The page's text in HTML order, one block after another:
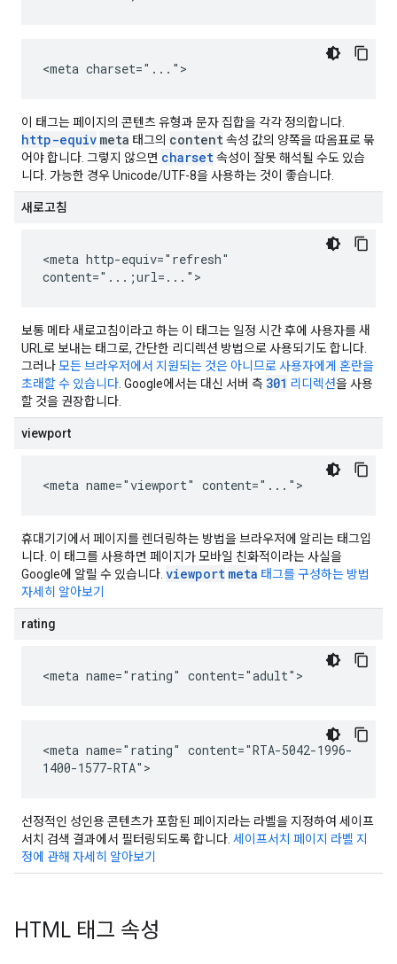
<meta charset="...">
이 태그는 페이지의 콘텐츠 유형과 문자 집합을 각각 정의합니다.
http-equiv meta 태그의 content속성 값의 양쪽을 따옴표로 묶
어야 합니다. 그렇지 않으면 charset속성이 잘못 해석될 수도 있습
니다. 가능한 경우 Unicode/UTF-8을 사용하는 것이 좋습니다.
새로고침
<meta http-equiv="refresh"
content="...;url=...">
보통 메타 새로고침이라고 하는 이 태그는 일정 시간 후에 사용자를 새
URL로 보내는 태그로, 간단한 리디렉션 방법으로 사용되기도 합니다.
그러나모든 브라우저에서 지원되는 것은 아니므로 사용자에게 혼란을
초래할 수 있습니다 . Google에서는 대신 서버 측 301 리디렉션을 사용
할 것을 권장합니다.
viewport
<meta name="viewport" content="...">
휴대기기에서 페이지를 렌더링하는 방법을 브라우저에 알리는 태그입
니다. 이 태그를 사용하면 페이지가 모바일 친화적이라는 사실을
Google에 알릴 수 있습니다. viewport meta 태그를 구성하는 방법
자세히 알아보기
rating
<meta name="rating" content="adult">
<meta name="rating" content="RTA-5042-1996-
1400-1577-RTA">
선정적인 성인용 콘텐츠가 포함된 페이지라는 라벨을 지정하여 세이프
서치 검색 결과에서 필터링되도록 합니다. 세이프서치 페이지 라벨 지
정에 관해 자세히 알아보기
HTML 태그 속성